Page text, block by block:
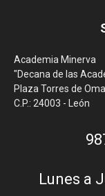
Academia Minerva
"Decana de las
Plaza Torres de
C.P.: 24003 - León
Lunes a